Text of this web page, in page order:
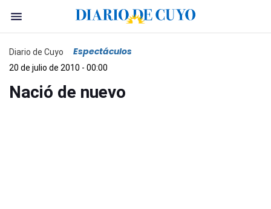
Diario de Cuyo Espectáculos
20 de julio de 2010 - 00:00
Nació de nuevo